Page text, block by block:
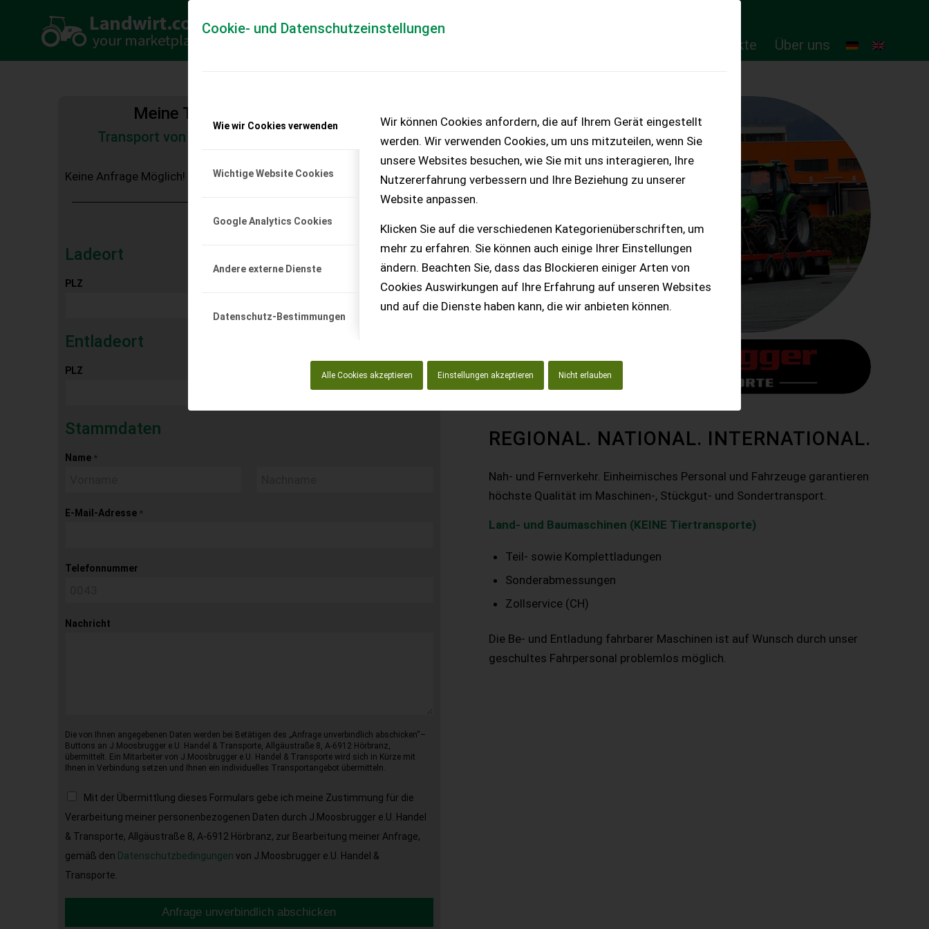
Cookie- und Datenschutzeinstellungen
Wie wir Cookies verwenden
Wichtige Website Cookies
Google Analytics Cookies
Andere externe Dienste
Datenschutz-Bestimmungen
Wir können Cookies anfordern, die auf Ihrem Gerät eingestellt
werden. Wir verwenden Cookies, um uns mitzuteilen, wenn Sie
unsere Websites besuchen, wie Sie mit uns interagieren, Ihre
Nutzererfahrung verbessern und Ihre Beziehung zu unserer
Website anpassen.
Klicken Sie auf die verschiedenen Kategorienüberschriften, um
mehr zu erfahren. Sie können auch einige Ihrer Einstellungen
ändern. Beachten Sie, dass das Blockieren einiger Arten von
Cookies Auswirkungen auf Ihre Erfahrung auf unseren Websites
und auf die Dienste haben kann, die wir anbieten können.
Alle Cookies akzeptieren Einstellungen akzeptieren Nicht erlauben
Online-Produkte Über uns
Meine Transportkostenanfrage
Transport von Land- und Baumaschinen – KEINE
Keine Anfrage Möglich!
Ladeort
PLZ
Entladeort
PLZ
Stammdaten
Name *
E-Mail-Adresse *
Telefonnummer
Nachricht
Die von Ihnen angegebenen Daten werden bei Betätigen des „Anfrage unverbindlich abschicken“–
Buttons an J.Moosbrugger e.U. Handel & Transporte, Allgäustraße 8, A-6912 Hörbranz,
übermittelt. Ein Mitarbeiter von J.Moosbrugger e.U. Handel & Transporte wird sich in Kürze mit
Ihnen in Verbindung setzen und Ihnen ein individuelles Transportangebot übermitteln.
Mit der Übermittlung dieses Formulars gebe ich meine Zustimmung für die
Verarbeitung meiner personenbezogenen Daten durch J.Moosbrugger e.U. Handel
& Transporte, Allgäustraße 8, A-6912 Hörbranz, zur Bearbeitung meiner Anfrage,
gemäß den Datenschutzbedingungen von J.Moosbrugger e.U. Handel &
Transporte.
Anfrage unverbindlich abschicken
REGIONAL. NATIONAL. INTERNATIONAL.
Nah- und Fernverkehr. Einheimisches Personal und Fahrzeuge garantieren
höchste Qualität im Maschinen-, Stückgut- und Sondertransport.
Land- und Baumaschinen (KEINE Tiertransporte)
Teil- sowie Komplettladungen
Sonderabmessungen
Zollservice (CH)
Die Be- und Entladung fahrbarer Maschinen ist auf Wunsch durch unser
geschultes Fahrpersonal problemlos möglich.